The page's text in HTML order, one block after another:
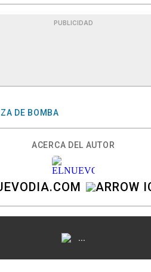
PUBLICIDAD
DE BOMBA
ACERCA DEL AUTOR
...